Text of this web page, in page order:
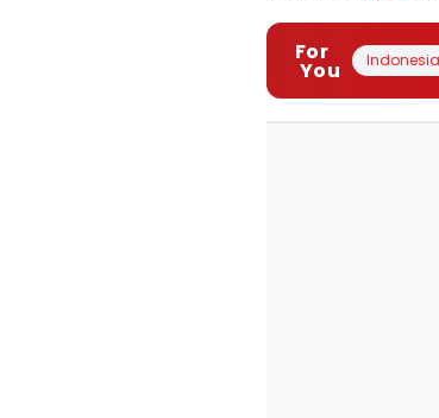
For
You